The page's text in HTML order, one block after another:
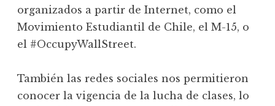
organizados a partir de Internet, como el
Movimiento Estudiantil de Chile, el M-15, o
el #OccupyWallStreet.
También las redes sociales nos permitieron
conocer la vigencia de la lucha de clases, lo